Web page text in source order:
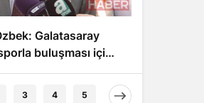
Modu
modunu seçin.
Galatasaray
buluşması için
çalışıyor
3 4 5